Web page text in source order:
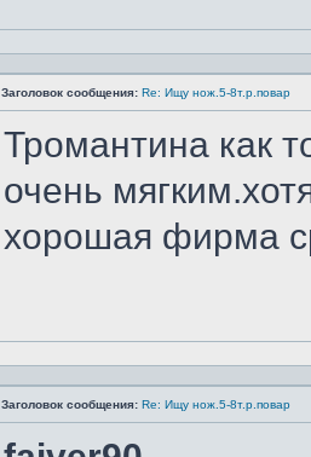
Заголовок сообщения: Re: Ищу нож.5-8т.р.повар
Тромантина как
очень
хорошая фирма
Заголовок сообщения: Re: Ищу нож.5-8т.р.повар